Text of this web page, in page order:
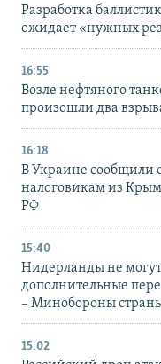
Разработка
ожидает «нужных
16:55
Возле нефтяного
произошли два
16:18
В Украине сообщили
налоговикам из
РФ
15:40
Нидерланды не
дополнительные
– Минобороны
15:02